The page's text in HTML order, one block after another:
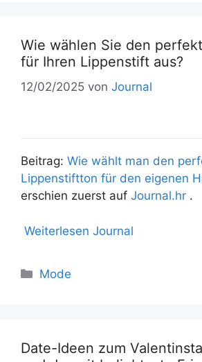
Wie wählen Sie den
für Ihren Lippenstift aus?
12/02/2025 von Journal
Beitrag: Wie wählt man den
Lippenstiftton für den eigenen
erschien zuerst auf Journal.hr .
Weiterlesen Journal
Mode
Date-Ideen zum